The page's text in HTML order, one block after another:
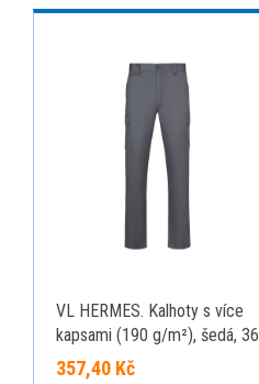
VL HERMES. Kalhoty s více
kapsami (190 g/m²), šedá, 36
357,40 Kč